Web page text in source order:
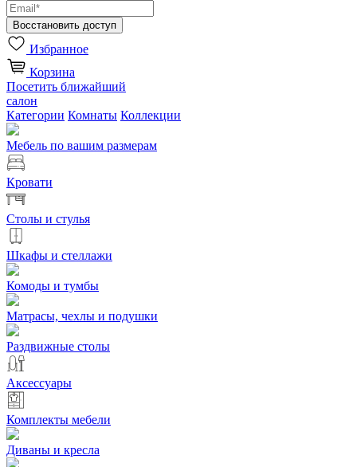
Избранное
Корзина
Посетить ближайший
салон
Категории Комнаты Коллекции
Мебель по вашим размерам
Кровати
Столы и стулья
Шкафы и стеллажи
Комоды и тумбы
Матрасы, чехлы и подушки
Раздвижные столы
Аксессуары
Комплекты мебели
Диваны и кресла